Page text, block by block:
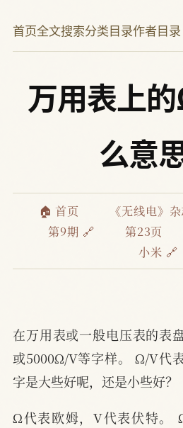
首页全文搜索分类目录作者目录
万用表上
么意
🏠 首页 《无线电》
第9期 🔗
第23页
小米 🔗
在万用表或一般电压表的表
或5000Ω/V等字样。 Ω/V代
字是大些好呢，还是小些好？
Ω代表欧姆，V代表伏特。